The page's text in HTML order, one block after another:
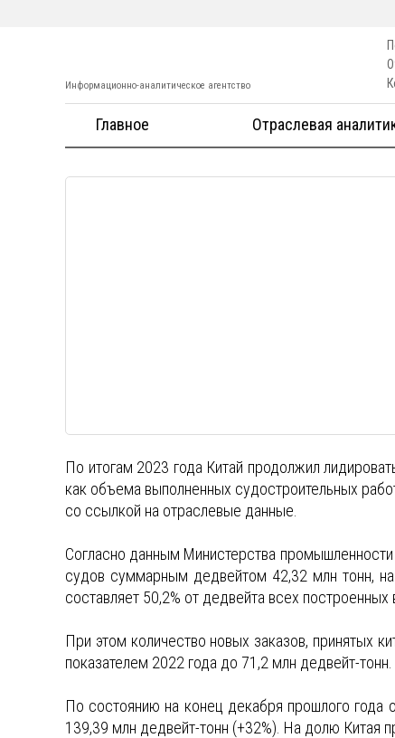
Информационно-аналитическое агентство
Главное Отраслевая
По итогам 2023 года Китай продолжил
как объема выполненных судостроительных
со ссылкой на отраслевые данные.
Согласно данным Министерства
судов суммарным дедвейтом 42,32 млн тонн,
составляет 50,2% от дедвейта всех построенных
При этом количество новых заказов, принятых
показателем 2022 года до 71,2 млн дедвейт-
По состоянию на конец декабря прошлого
139,39 млн дедвейт-тонн (+32%). На долю Китая